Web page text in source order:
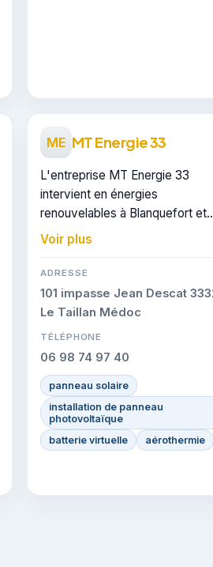
ME MT Energie 33
L'entreprise MT Energie 33
intervient en énergies
renouvelables à Blanquefort et
dans les communes voisines.
est certifiée RGE, gage de
conformité sur les interventions
réalisées.
Voir plus
ADRESSE
101 impasse Jean Descat
Le Taillan Médoc
TÉLÉPHONE
06 98 74 97 40
panneau solaire
installation de panneau
photovoltaïque
batterie virtuelle
aérothermie